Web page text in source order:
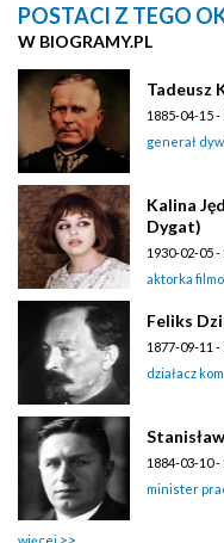
POSTACI Z TEGO
W BIOGRAMY.PL
Tadeusz
1885-04-15
generał
Kalina
Dygat)
1930-02-05
aktorka
Feliks
1877-09-11
działacz
1884-03-10
minister
więcej